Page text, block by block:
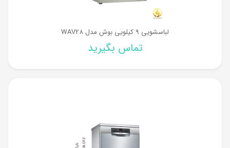
لباسشویی 9 کیلویی بوش مدل WAV28
تماس بگیرید